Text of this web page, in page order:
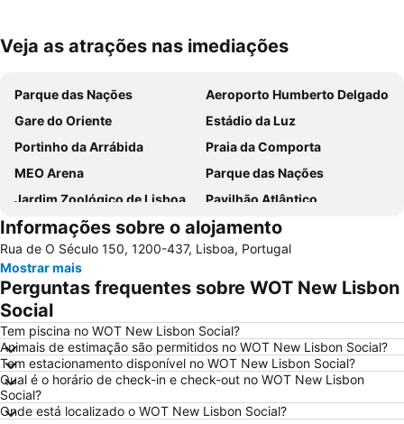
Ampliar mapa
Veja as atrações nas imediações
Parque das Nações
Aeroporto Humberto Delgado
Gare do Oriente
Estádio da Luz
Portinho da Arrábida
Praia da Comporta
MEO Arena
Parque das Nações
Jardim Zoológico de Lisboa
Pavilhão Atlântico
Passeio Marítimo de Algés
Benfica
Baixa de Lisboa
Parque Eduardo VII
Praça de Touros de Campo Pequeno
Praia das Azenhas do Mar
Estação de Caminhos de Ferro de Sete Rios
Avenida da Liberdade
da Figueirinha
Marquês de Pombal
Estádio do Restelo
Praia das Maçãs
Fonte da Telha
Praia Tróia Mar
Praia da Ericeira
Informações sobre o alojamento
Rua de O Século 150, 1200-437, Lisboa, Portugal
Mostrar mais
Perguntas frequentes sobre WOT New Lisbon
Social
Tem piscina no WOT New Lisbon Social?
Animais de estimação são permitidos no WOT New Lisbon Social?
Tem estacionamento disponível no WOT New Lisbon Social?
Qual é o horário de check-in e check-out no WOT New Lisbon
Social?
Onde está localizado o WOT New Lisbon Social?